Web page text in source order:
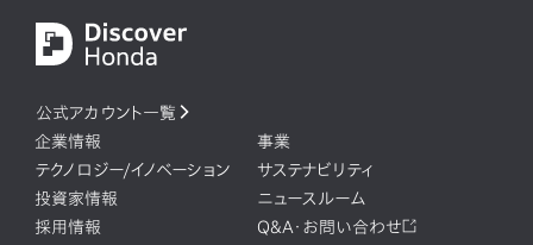
公式アカウント一覧
企業情報
事業
テクノロジー/イノベーション
サステナビリティ
投資家情報
ニュースルーム
採用情報
Q&A・お問い合わせ